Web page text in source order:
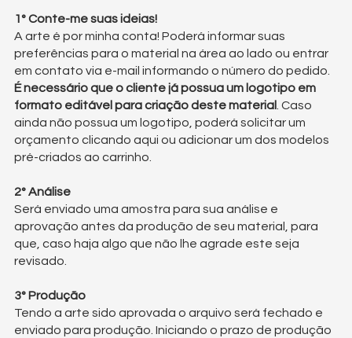
1° Conte-me suas ideias!
A arte é por minha conta! Poderá informar suas
preferências para o material na área ao lado ou entrar
em contato via e-mail informando o número do pedido.
É necessário que o cliente já possua um logotipo em
formato editável para criação deste material . Caso
ainda não possua um logotipo, poderá solicitar um
orçamento clicando aqui ou adicionar um dos modelos
pré-criados ao carrinho.
2° Análise
Será enviado uma amostra para sua análise e
aprovação antes da produção de seu material, para
que, caso haja algo que não lhe agrade este seja
revisado.
3° Produção
Tendo a arte sido aprovada o arquivo será fechado e
enviado para produção. Iniciando o prazo de produção